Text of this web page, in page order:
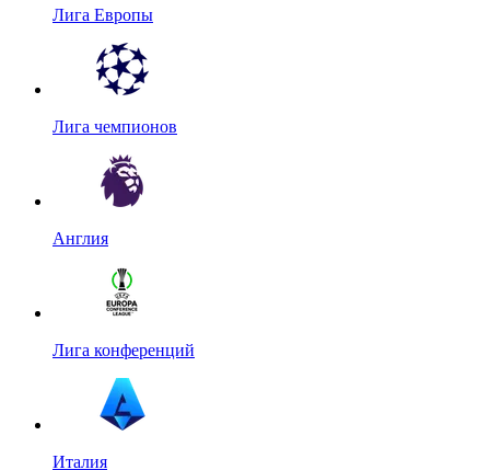
Лига Европы
Лига чемпионов
Англия
Лига конференций
Италия